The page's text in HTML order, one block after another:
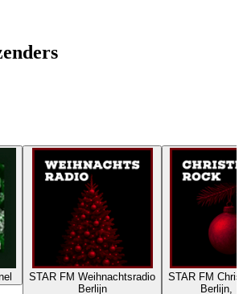
STAR FM Weihnachtsradio
Berlijn
STAR FM
Berlijn,